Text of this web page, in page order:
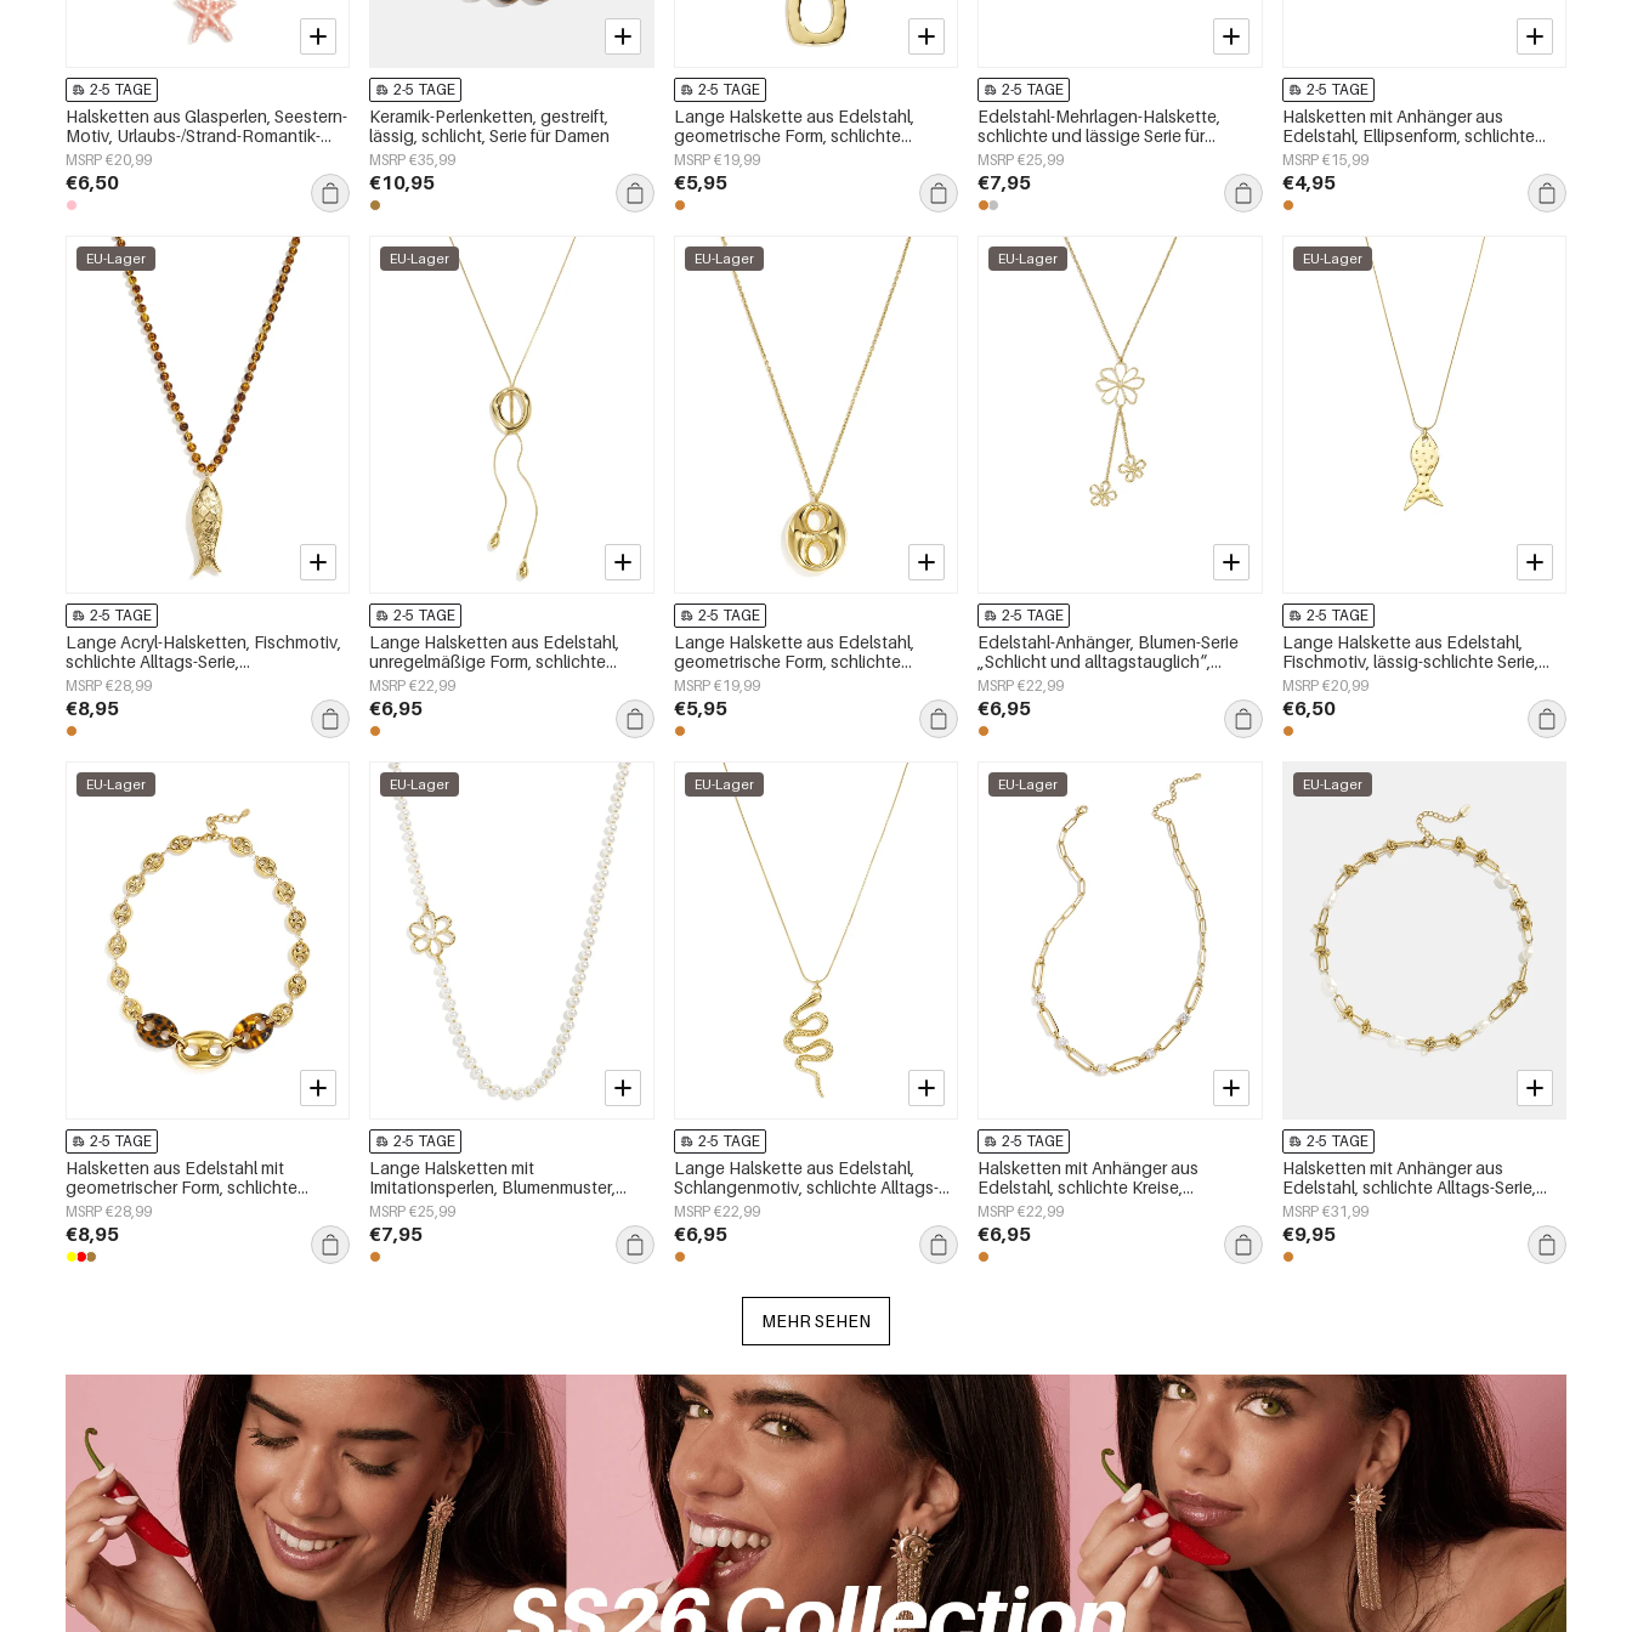
2-5 TAGE
Halsketten aus Glasperlen, Seestern-
Motiv, Urlaubs-/Strand-Romantik-
Serie, Damenschmuck
MSRP €20,99
€6,50
2-5 TAGE
Keramik-Perlenketten, gestreift,
lässig, schlicht, Serie für Damen
MSRP €35,99
€10,95
2-5 TAGE
Lange Halskette aus Edelstahl,
geometrische Form, schlichte
Alltags-Serie, Damenschmuck
MSRP €19,99
€5,95
2-5 TAGE
Edelstahl-Mehrlagen-Halskette,
schlichte und lässige Serie für
Damen
MSRP €25,99
€7,95
2-5 TAGE
Halsketten mit Anhänger aus
Edelstahl, Ellipsenform, schlichte
Serie „Alltagsschmuck“,
Damenschmuck
MSRP €15,99
€4,95
EU-Lager
2-5 TAGE
Lange Acryl-Halsketten, Fischmotiv,
schlichte Alltags-Serie,
Damenschmuck
MSRP €28,99
€8,95
EU-Lager
2-5 TAGE
Lange Halsketten aus Edelstahl,
unregelmäßige Form, schlichte
Alltags-Serie, Damenschmuck
MSRP €22,99
€6,95
EU-Lager
2-5 TAGE
Lange Halskette aus Edelstahl,
geometrische Form, schlichte
Alltags-Serie, Damenschmuck
MSRP €19,99
€5,95
EU-Lager
2-5 TAGE
Edelstahl-Anhänger, Blumen-Serie
„Schlicht und alltagstauglich“,
Damenschmuck
MSRP €22,99
€6,95
EU-Lager
2-5 TAGE
Lange Halskette aus Edelstahl,
Fischmotiv, lässig-schlichte Serie,
Damenschmuck
MSRP €20,99
€6,50
EU-Lager
2-5 TAGE
Halsketten aus Edelstahl mit
geometrischer Form, schlichte
Alltags-Serie, Damenschmuck
MSRP €28,99
€8,95
EU-Lager
2-5 TAGE
Lange Halsketten mit
Imitationsperlen, Blumenmuster,
schlichte und elegante
Damenschmuckserie
MSRP €25,99
€7,95
EU-Lager
2-5 TAGE
Lange Halskette aus Edelstahl,
Schlangenmotiv, schlichte Alltags-
Serie, Damenschmuck
MSRP €22,99
€6,95
EU-Lager
2-5 TAGE
Halsketten mit Anhänger aus
Edelstahl, schlichte Kreise,
Alltagsschmuck-Serie,
Damenschmuck
MSRP €22,99
€6,95
EU-Lager
2-5 TAGE
Halsketten mit Anhänger aus
Edelstahl, schlichte Alltags-Serie,
Damenschmuck
MSRP €31,99
€9,95
MEHR SEHEN